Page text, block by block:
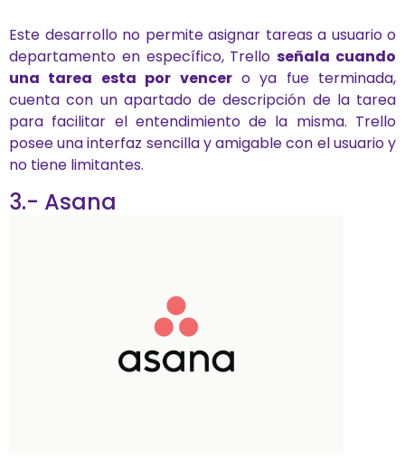
Este desarrollo no permite asignar tareas a usuario o
departamento en específico, Trelloseñala cuando
una tarea esta por vencero ya fue terminada,
cuenta con un apartado de descripción de la tarea
para facilitar el entendimiento de la misma. Trello
posee una interfaz sencilla y amigable con el usuario y
no tiene limitantes.
3.- Asana